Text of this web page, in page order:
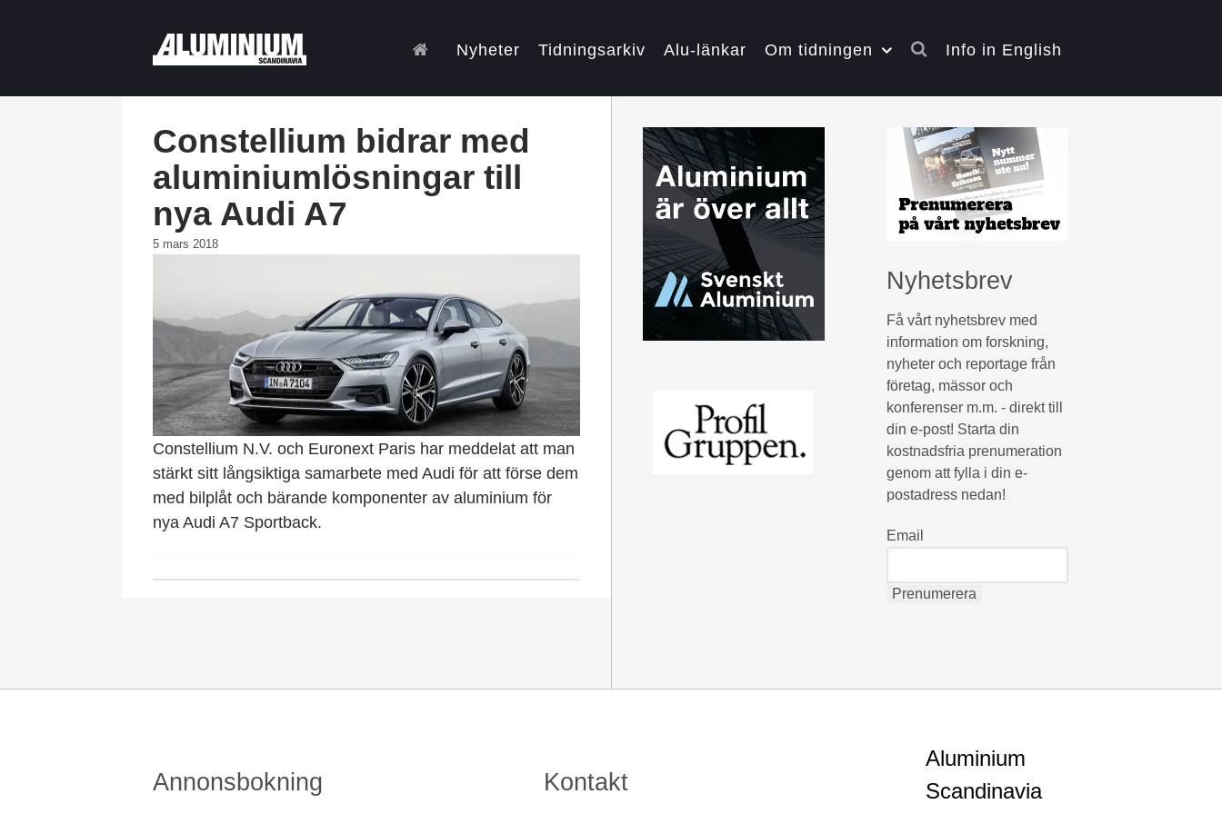
Nyheter Tidningsarkiv Alu-länkar Om tidningen Info in English
Constellium bidrar med
aluminiumlösningar till
nya Audi A7
5 mars 2018
Constellium N.V. och Euronext Paris har meddelat att man
stärkt sitt långsiktiga samarbete med Audi för att förse dem
med bilplåt och bärande komponenter av aluminium för
nya Audi A7 Sportback.
Nyhetsbrev
Få vårt nyhetsbrev med
information om forskning,
nyheter och reportage från
företag, mässor och
konferenser m.m. - direkt till
din e-post! Starta din
kostnadsfria prenumeration
genom att fylla i din e-
postadress nedan!
Email
Annonsbokning Kontakt
Aluminium
Scandinavia